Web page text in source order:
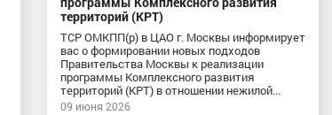
территорий (КРТ)
ТСР ОМКПП(р) в ЦАО г. Москвы информирует
вас о формировании новых подходов
Правительства Москвы к реализации
программы Комплексного развития
территорий (КРТ) в отношении нежилой...
09 июня 2026